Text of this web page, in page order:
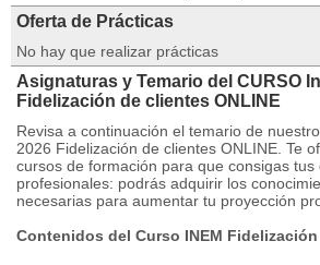
Oferta de Prácticas
No hay que realizar prácticas
Asignaturas y Temario del CURSO
Fidelización de clientes ONLINE
Revisa a continuación el temario de
2026 Fidelización de clientes ONLINE. Te
cursos de formación para que consigas tus
profesionales: podrás adquirir los
necesarias para aumentar tu proyección
Contenidos del Curso INEM